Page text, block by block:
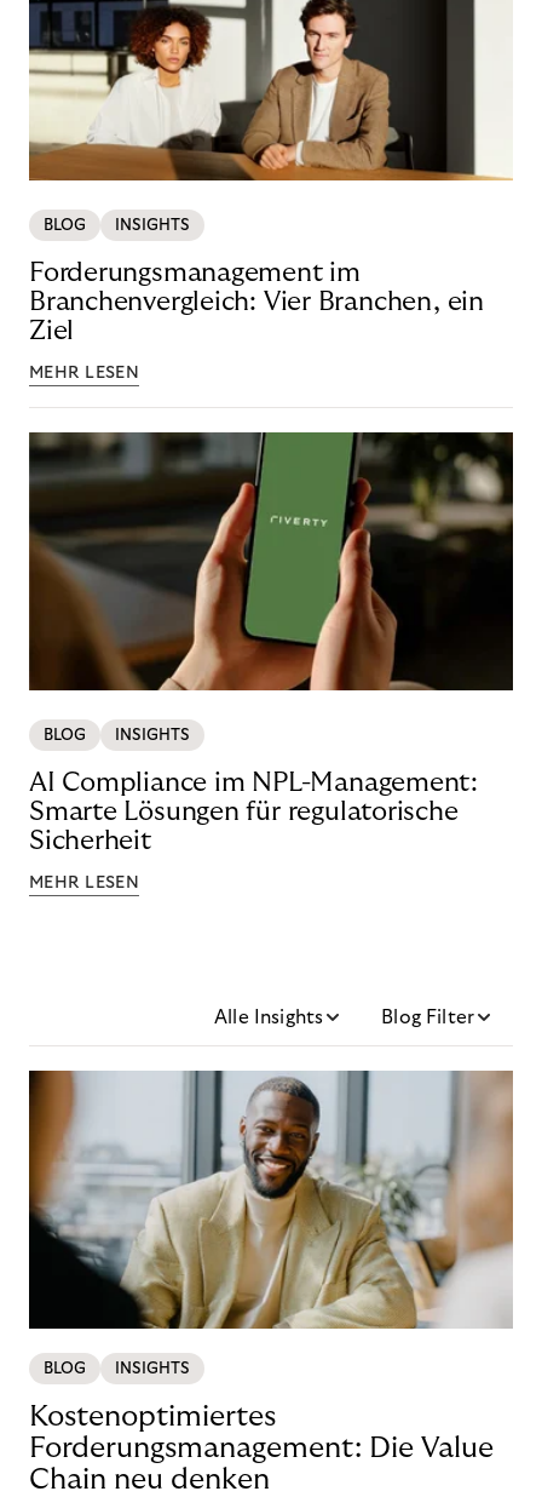
BLOG INSIGHTS
Forderungsmanagement im
Branchenvergleich: Vier Branchen, ein
Ziel
MEHR LESEN
BLOG INSIGHTS
AI Compliance im NPL-Management:
Smarte Lösungen für regulatorische
Sicherheit
MEHR LESEN
Alle Insights Blog Filter
BLOG INSIGHTS
Kostenoptimiertes
Forderungsmanagement: Die Value
Chain neu denken